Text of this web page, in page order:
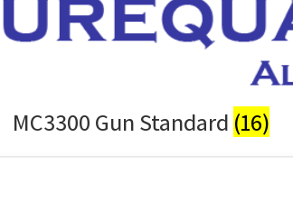
MC3300 Gun Standard (16)